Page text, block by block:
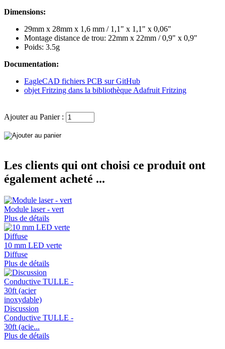
Dimensions:
29mm x 28mm x 1,6 mm / 1,1" x 1,1" x 0,06"
Montage distance de trou: 22mm x 22mm / 0,9" x 0,9"
Poids: 3.5g
Documentation:
EagleCAD fichiers PCB sur GitHub
objet Fritzing dans la bibliothèque Adafruit Fritzing
Ajouter au Panier :
Les clients qui ont choisi ce produit ont
également acheté ...
Module laser - vert
Plus de détails
10 mm LED verte
Diffuse
Plus de détails
Discussion
Conductive TULLE -
30ft (acie...
Plus de détails